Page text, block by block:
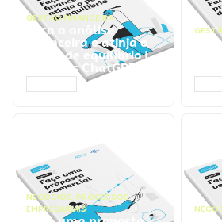
GESTÃO FINANCEIRA
Faça a análise
financeira e atinja o
ponto de equilíbrio |
Prompts ChatGPT
NEGÓCIOS, PROCESSOS
EMPRESARIAIS